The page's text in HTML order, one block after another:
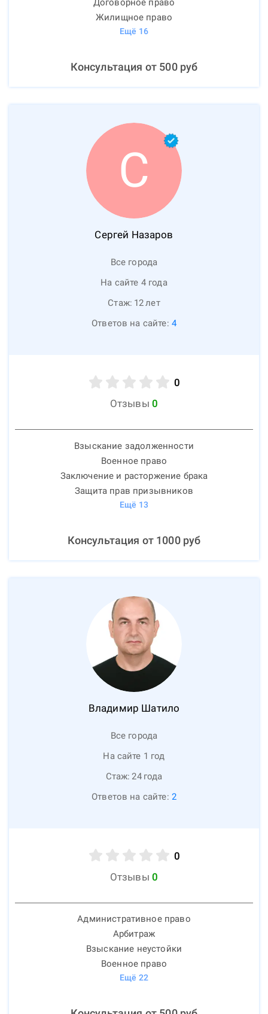
Договорное право
Жилищное право
Ещё 16
Консультация от 500руб
С
Сергей Назаров
Все города
На сайте 4 года
Стаж: 12лет
Ответов на сайте: 4
0
Отзывы 0
Взыскание задолженности
Военное право
Заключение и расторжение брака
Защита прав призывников
Ещё 13
Консультация от 1000руб
Владимир Шатило
Все города
На сайте 1 год
Стаж: 24 года
Ответов на сайте: 2
0
Отзывы 0
Административное право
Арбитраж
Взыскание неустойки
Военное право
Ещё 22